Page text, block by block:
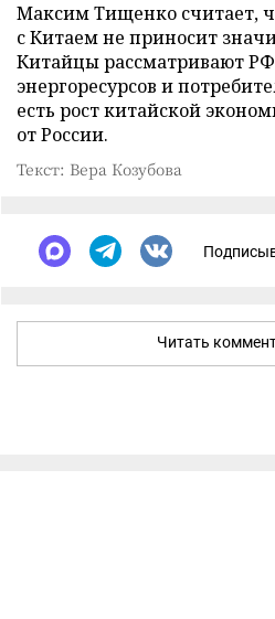
Максим Тищенко считает,
с Китаем не приносит
Китайцы рассматривают
энергоресурсов и
есть рост китайской
от России.
Текст: Вера Козубова
Читать